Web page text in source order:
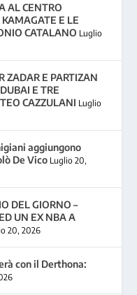
AL CENTRO
E LE
CATALANO Luglio
ZADAR E PARTIZAN
E TRE
CAZZULANI Luglio
aggiungono
De Vico Luglio 20,
DEL GIORNO –
UN EX NBA A
20, 2026
con il Derthona: